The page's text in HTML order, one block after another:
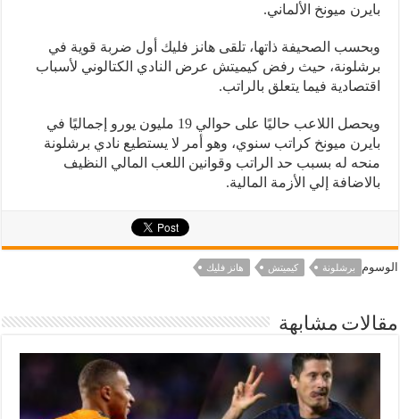
بايرن ميونخ الألماني.
وبحسب الصحيفة ذاتها، تلقى هانز فليك أول ضربة قوية في
برشلونة، حيث رفض كيميتش عرض النادي الكتالوني لأسباب
اقتصادية فيما يتعلق بالراتب.
ويحصل اللاعب حاليًا على حوالي 19 مليون يورو إجماليًا في
بايرن ميونخ كراتب سنوي، وهو أمر لا يستطيع نادي برشلونة
منحه له بسبب حد الراتب وقوانين اللعب المالي النظيف
بالاضافة إلي الأزمة المالية.
الوسوم برشلونة كيميتش هانز فليك
مقالات مشابهة